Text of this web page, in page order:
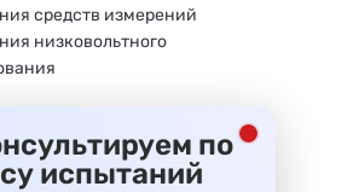
средств измерений
низковольтного
по
испытаний